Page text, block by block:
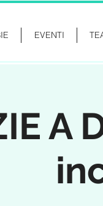
EVENTI
A